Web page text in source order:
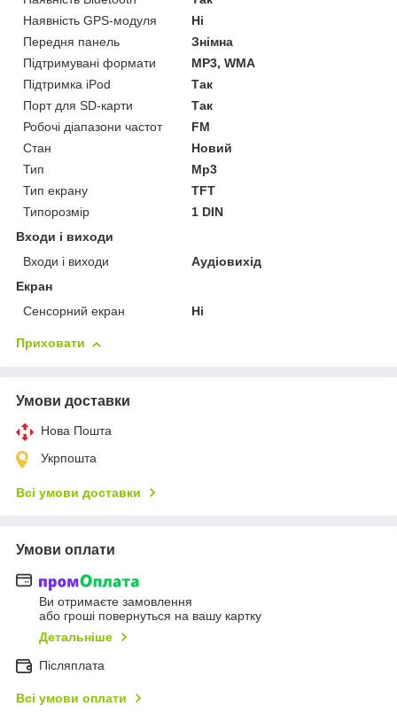
Наявність GPS-модуля
Ні
Передня панель
Знімна
Підтримувані формати
MP3, WMA
Підтримка iPod
Так
Порт для SD-карти
Так
Робочі діапазони частот
FM
Стан
Новий
Тип
Mp3
Тип екрану
TFT
Типорозмір
1 DIN
Входи і виходи
Входи і виходи
Аудіовихід
Екран
Сенсорний екран
Ні
Приховати
Умови доставки
Нова Пошта
Укрпошта
Всі умови доставки
Умови оплати
Ви отримаєте замовлення
або гроші повернуться на вашу картку
Детальніше
Післяплата
Всі умови оплати